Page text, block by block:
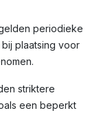
periodieke
plaatsing voor
striktere
een beperkt